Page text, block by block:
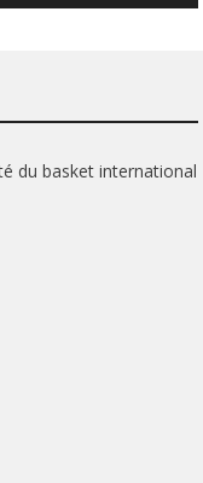
du basket international